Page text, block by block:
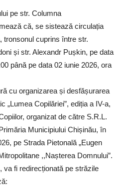
pe str. Columna
că, se sistează circulația
tronsonul cuprins între str.
și str. Alexandr Pușkin, pe data
până pe data 02 iunie 2026, ora
cu organizarea și desfășurarea
„Lumea Copilăriei”, ediția a IV-a,
organizat de către S.R.L.
Municipiului Chișinău, în
pe Strada Pietonală „Eugen
,,Nașterea Domnului”.
va fi redirecționată pe străzile